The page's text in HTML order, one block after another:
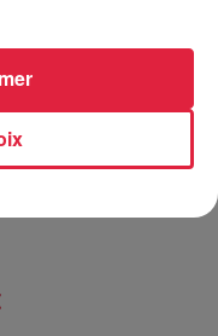
: rencontre